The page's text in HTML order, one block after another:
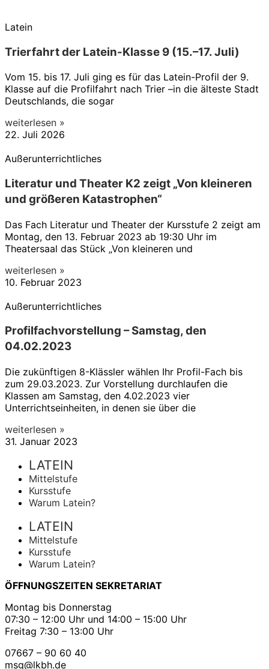
Latein
Trierfahrt der Latein-Klasse 9 (15.–17. Juli)
Vom 15. bis 17. Juli ging es für das Latein-Profil der 9.
Klasse auf die Profilfahrt nach Trier –in die älteste Stadt
Deutschlands, die sogar
weiterlesen »
22. Juli 2026
Außerunterrichtliches
Literatur und Theater K2 zeigt „Von kleineren
und größeren Katastrophen“
Das Fach Literatur und Theater der Kursstufe 2 zeigt am
Montag, den 13. Februar 2023 ab 19:30 Uhr im
Theatersaal das Stück „Von kleineren und
weiterlesen »
10. Februar 2023
Außerunterrichtliches
Profilfachvorstellung – Samstag, den
04.02.2023
Die zukünftigen 8-Klässler wählen Ihr Profil-Fach bis
zum 29.03.2023. Zur Vorstellung durchlaufen die
Klassen am Samstag, den 4.02.2023 vier
Unterrichtseinheiten, in denen sie über die
weiterlesen »
31. Januar 2023
LATEIN
Mittelstufe
Kursstufe
Warum Latein?
LATEIN
Mittelstufe
Kursstufe
Warum Latein?
ÖFFNUNGSZEITEN SEKRETARIAT
Montag bis Donnerstag
07:30 – 12:00 Uhr und 14:00 – 15:00 Uhr
Freitag 7:30 – 13:00 Uhr
07667 – 90 60 40
msg@lkbh.de